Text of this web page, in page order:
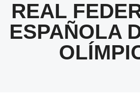
REAL
ESPAÑOLA